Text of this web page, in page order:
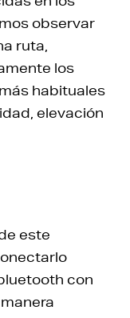
observar
ruta,
los
habituales
elevación
este
con